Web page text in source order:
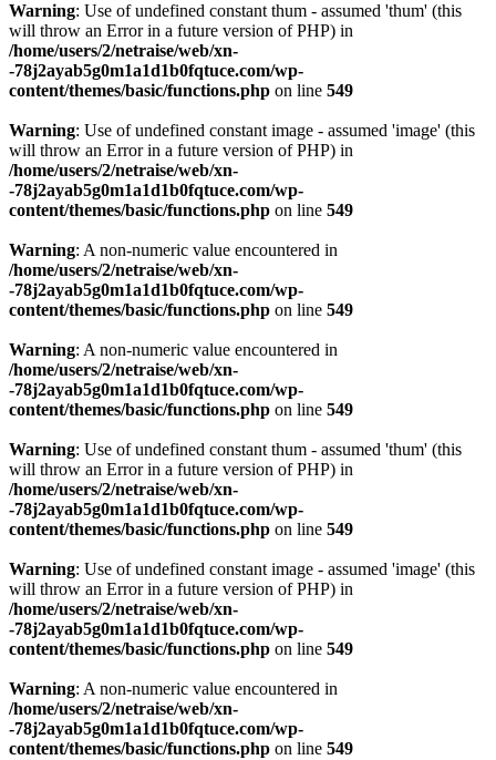
Warning: Use of undefined constant thum - assumed 'thum' (this
will throw an Error in a future version of PHP) in
/home/users/2/netraise/web/xn-
-78j2ayab5g0m1a1d1b0fqtuce.com/wp-
content/themes/basic/functions.php on line 549
Warning: Use of undefined constant image - assumed 'image' (this
will throw an Error in a future version of PHP) in
/home/users/2/netraise/web/xn-
-78j2ayab5g0m1a1d1b0fqtuce.com/wp-
content/themes/basic/functions.php on line 549
Warning: A non-numeric value encountered in
/home/users/2/netraise/web/xn-
-78j2ayab5g0m1a1d1b0fqtuce.com/wp-
content/themes/basic/functions.php on line 549
Warning: A non-numeric value encountered in
/home/users/2/netraise/web/xn-
-78j2ayab5g0m1a1d1b0fqtuce.com/wp-
content/themes/basic/functions.php on line 549
Warning: Use of undefined constant thum - assumed 'thum' (this
will throw an Error in a future version of PHP) in
/home/users/2/netraise/web/xn-
-78j2ayab5g0m1a1d1b0fqtuce.com/wp-
content/themes/basic/functions.php on line 549
Warning: Use of undefined constant image - assumed 'image' (this
will throw an Error in a future version of PHP) in
/home/users/2/netraise/web/xn-
-78j2ayab5g0m1a1d1b0fqtuce.com/wp-
content/themes/basic/functions.php on line 549
Warning: A non-numeric value encountered in
/home/users/2/netraise/web/xn-
-78j2ayab5g0m1a1d1b0fqtuce.com/wp-
content/themes/basic/functions.php on line 549